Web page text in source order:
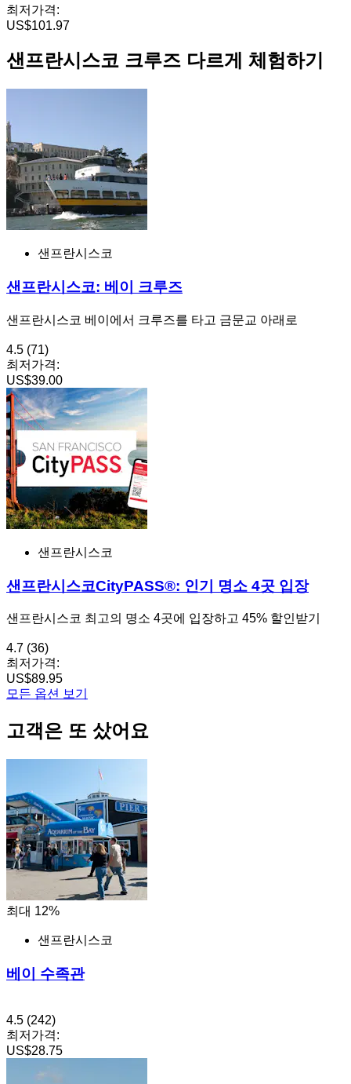
최저가격:
US$101.97
샌프란시스코 크루즈 다르게 체험하기
샌프란시스코
샌프란시스코: 베이 크루즈
샌프란시스코 베이에서 크루즈를 타고 금문교 아래로
4.5 (71)
최저가격:
US$39.00
샌프란시스코
샌프란시스코CityPASS®: 인기 명소 4곳 입장
샌프란시스코 최고의 명소 4곳에 입장하고 45% 할인받기
4.7 (36)
최저가격:
US$89.95
모든 옵션 보기
고객은 또 샀어요
최대 12%
샌프란시스코
베이 수족관
4.5 (242)
최저가격:
US$28.75